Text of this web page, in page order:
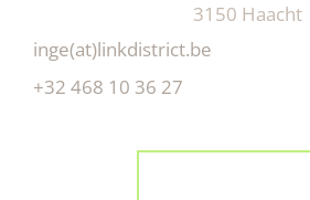
3150 Haacht
inge(at)linkdistrict.be
+32 468 10 36 27